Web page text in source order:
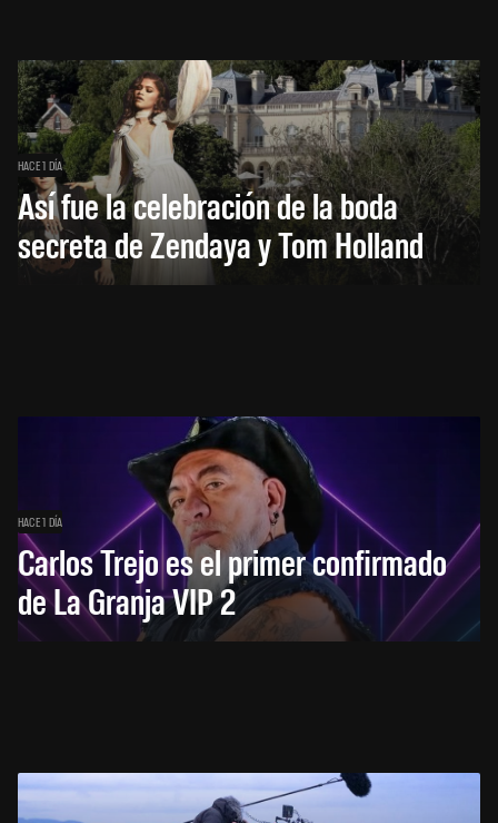
HACE 1 DÍA
Así fue la celebración de la boda
secreta de Zendaya y Tom Holland
HACE 1 DÍA
Carlos Trejo es el primer confirmado
de La Granja VIP 2